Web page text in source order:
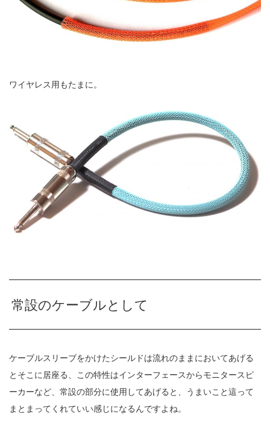
ワイヤレス用もたまに。
常設のケーブルとして
ケーブルスリーブをかけたシールドは流れのままにおいてあげる
とそこに居座る、この特性はインターフェースからモニタースピ
ーカーなど、常設の部分に使用してあげると、うまいこと這って
まとまってくれていい感じになるんですよね。